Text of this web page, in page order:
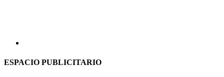
ESPACIO PUBLICITARIO